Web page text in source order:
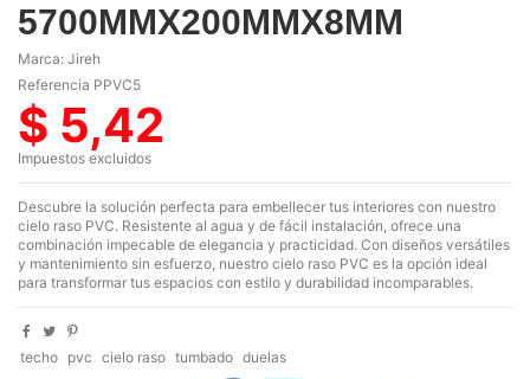
5700MMX200MMX8MM
Marca: Jireh
Referencia PPVC5
$ 5,42
Impuestos excluidos
Descubre la solución perfecta para embellecer tus interiores con nuestro
cielo raso PVC. Resistente al agua y de fácil instalación, ofrece una
combinación impecable de elegancia y practicidad. Con diseños versátiles
y mantenimiento sin esfuerzo, nuestro cielo raso PVC es la opción ideal
para transformar tus espacios con estilo y durabilidad incomparables.
techo pvc cielo raso tumbado duelas